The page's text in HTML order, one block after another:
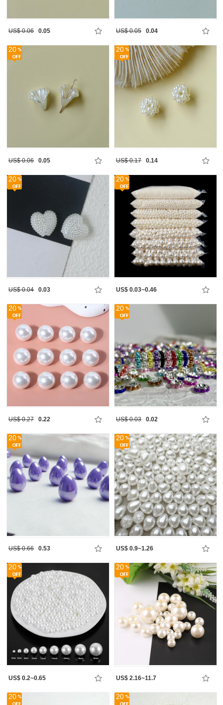
US$ 0.06 0.05 US$ 0.05 0.04
20
US$ 0.06 0.05
20
US$ 0.17 0.14
20
US$ 0.04 0.03
20
US$ 0.03~0.46
20
US$ 0.27 0.22
20
US$ 0.03 0.02
20
US$ 0.66 0.53
20
US$ 0.9~1.26
20
US$ 0.2~0.65
20
US$ 2.16~11.7
20 20